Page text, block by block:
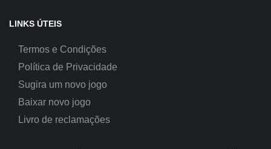
LINKS ÚTEIS
Termos e Condições
Política de Privacidade
Sugira um novo jogo
Baixar novo jogo
Livro de reclamações